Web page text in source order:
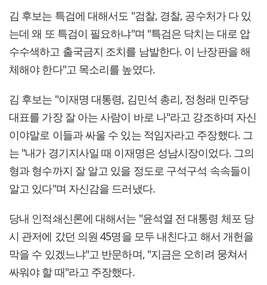
김 후보는 특검에 대해서도 "검찰, 경찰, 공수처가 다 있
는데 왜 또 특검이 필요하냐"며 "특검은 닥치는 대로 압
수수색하고 출국금지 조치를 남발한다. 이 난장판을 해
체해야 한다"고 목소리를 높였다.
김 후보는 "이재명 대통령, 김민석 총리, 정청래 민주당
대표를 가장 잘 아는 사람이 바로 나"라고 강조하며 자신
이야말로 이들과 싸울 수 있는 적임자라고 주장했다. 그
는 "내가 경기지사일 때 이재명은 성남시장이었다. 그의
형과 형수까지 잘 알고 있을 정도로 구석구석 속속들이
알고 있다"며 자신감을 드러냈다.
당내 인적쇄신론에 대해서는 "윤석열 전 대통령 체포 당
시 관저에 갔던 의원 45명을 모두 내친다고 해서 개헌을
막을 수 있겠느냐"고 반문하며, "지금은 오히려 뭉쳐서
싸워야 할 때"라고 주장했다.